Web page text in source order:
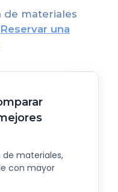
de materiales
Reservar una
materiales,
con mayor